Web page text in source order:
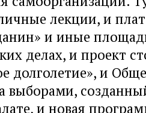
лекции, и
и иные
делах, и проект
долголетие», и
выборами,
и новая